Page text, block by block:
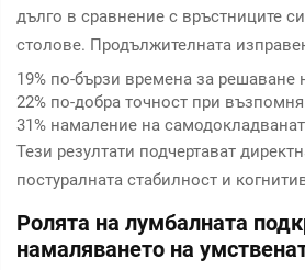
дълго в сравнение с връстниците
столове. Продължителната
19% по-бързи времена за решаване
22% по-добра точност при
31% намаление на
Тези резултати подчертават
постуралната стабилност и
Ролята на лумбалната
намаляването на